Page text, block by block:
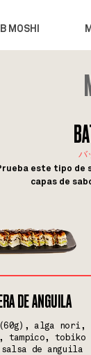
MOSHI
バ
este tipo de
capas de
DE ANGUILA
alga nori,
tampico, tobiko
de anguila